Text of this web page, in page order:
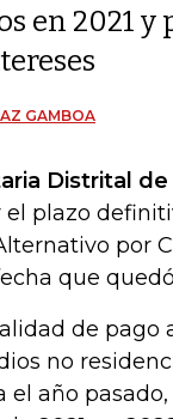
en 2021
GAMBOA
Distrital
el plazo
por
que
de pago
no
el año